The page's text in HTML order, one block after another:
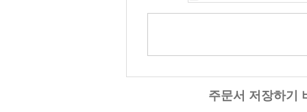
주문서 저장하기